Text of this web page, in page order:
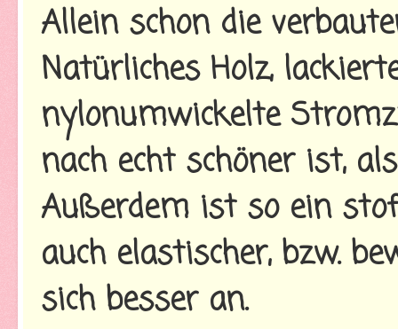
Allein schon die
Natürliches Holz,
nylonumwickelte
nach echt schöner ist,
Außerdem ist so ein
auch elastischer, bzw.
sich besser an.